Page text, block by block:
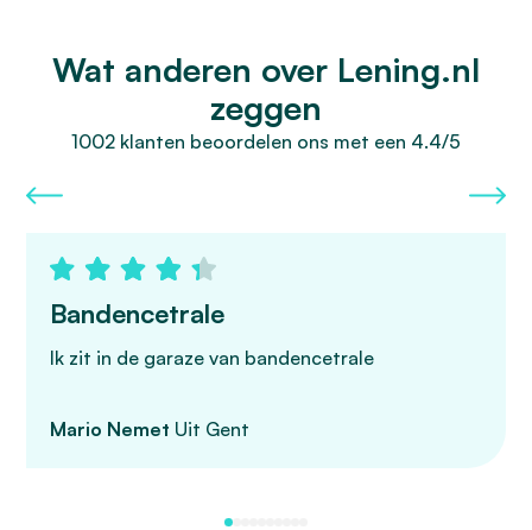
Wat anderen over Lening.nl
zeggen
1002 klanten beoordelen ons met een 4.4/5
Bandencetrale
Ik zit in de garaze van bandencetrale
Mario Nemet Uit Gent